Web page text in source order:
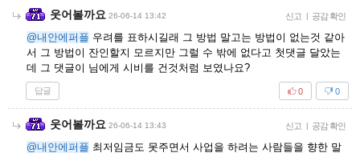
웃어볼까요 26-06-14 13:42 신고 공감 확인
@내안에퍼플 우려를 표하시길래 그 방법 말고는 방법이 없는것 같아
서 그 방법이 잔인할지 모르지만 그럴 수 밖에 없다고 첫댓글 달았는
데 그 댓글이 님에게 시비를 건것처럼 보였나요?
답글 0
0
웃어볼까요 26-06-14 13:43 신고 공감 확인
@내안에퍼플 최저임금도 못주면서 사업을 하려는 사람들을 향한 말